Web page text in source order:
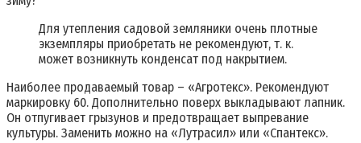
Для утепления садовой земляники очень плотные
экземпляры приобретать не рекомендуют, т. к.
может возникнуть конденсат под накрытием.
Наиболее продаваемый товар – «Агротекс». Рекомендуют
маркировку 60. Дополнительно поверх выкладывают лапник.
Он отпугивает грызунов и предотвращает выпревание
культуры. Заменить можно на «Лутрасил» или «Спантекс».